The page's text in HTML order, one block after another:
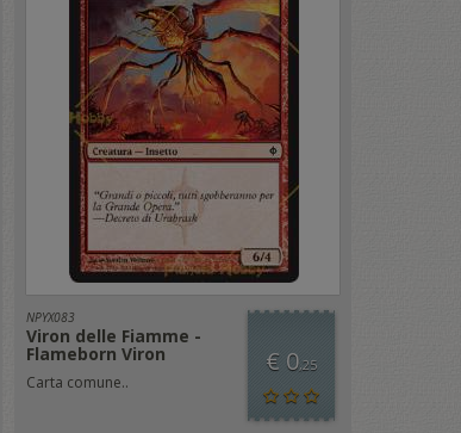
NPYX083
Viron delle Fiamme -
Flameborn Viron
Carta comune..
€ 0,25